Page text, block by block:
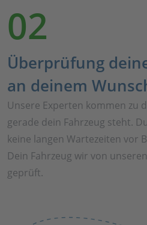
02
Überprüfung
an deinem
Unsere Experten kommen zu
gerade dein Fahrzeug steht.
keine langen Wartezeiten vor
Dein Fahrzeug wir von
geprüft.